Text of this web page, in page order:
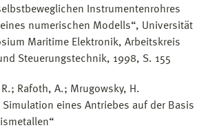
Instrumentenrohres
numerischen Modells“, Universität
Maritime Elektronik, Arbeitskreis
Steuerungstechnik, 1998, S. 155
Rafoth, A.; Mrugowsky, H.
eines Antriebes auf der Basis